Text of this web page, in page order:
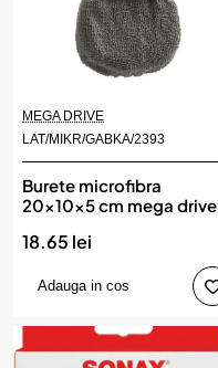
MEGA DRIVE
LAT/MIKR/GABKA/2393
Burete microfibra
20x10x5 cm mega drive
18.65 lei
Adauga in cos